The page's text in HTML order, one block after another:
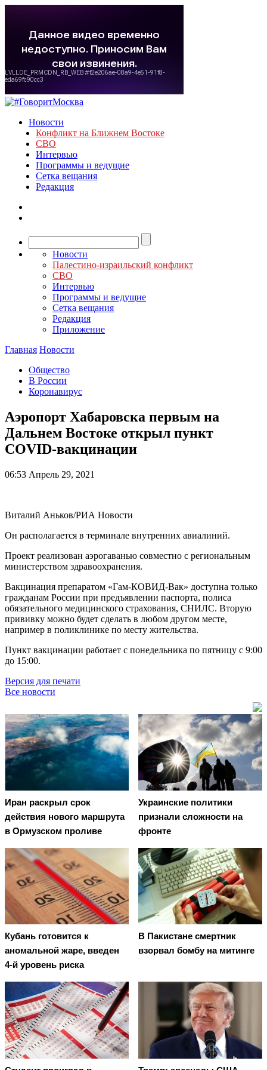
Новости
Конфликт на Ближнем Востоке
СВО
Интервью
Программы и ведущие
Сетка вещания
Редакция
Новости
Палестино-израильский конфликт
СВО
Интервью
Программы и ведущие
Сетка вещания
Редакция
Приложение
Главная Новости
Общество
В России
Коронавирус
Аэропорт Хабаровска первым на
Дальнем Востоке открыл пункт
COVID-вакцинации
06:53 Апрель 29, 2021
Виталий Аньков/РИА Новости
Он располагается в терминале внутренних авиалиний.
Проект реализован аэрогаванью совместно с региональным
министерством здравоохранения.
Вакцинация препаратом «Гам-КОВИД-Вак» доступна только
гражданам России при предъявлении паспорта, полиса
обязательного медицинского страхования, СНИЛС. Вторую
прививку можно будет сделать в любом другом месте,
например в поликлинике по месту жительства.
Пункт вакцинации работает с понедельника по пятницу с 9:00
до 15:00.
Версия для печати
Все новости
Иран раскрыл срок
действия нового маршрута
в Ормузском проливе
Украинские политики
признали сложности на
фронте
Кубань готовится к
аномальной жаре, введен
4-й уровень риска
В Пакистане смертник
взорвал бомбу на митинге